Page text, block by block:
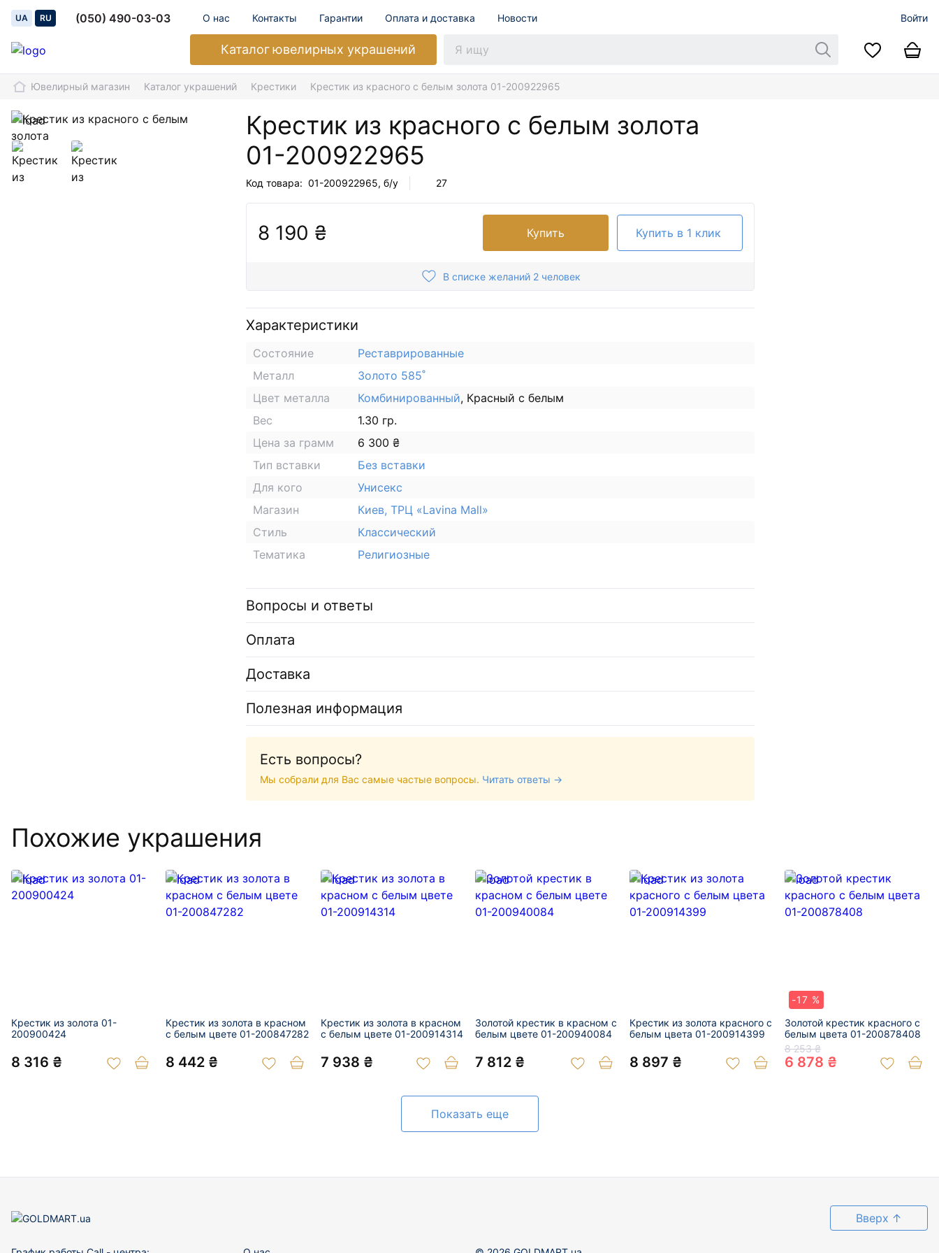
UA RU (050) 490-03-03 О нас Контакты Гарантии Оплата и доставка Новости Войти
Каталогювелирных украшений
Ювелирный магазин Каталог украшений Крестики Крестик из красного с белым золота 01-200922965
Крестик из красного с белым золота
01-200922965
Код товара: 01-200922965, б/у 27
8 190 ₴ Купить Купить в 1 клик
В списке желаний 2 человек
Характеристики
Состояние
Реставрированные
Металл
Золото 585˚
Цвет металла
Комбинированный, Красный с белым
Вес
1.30 гр.
Цена за грамм
6 300 ₴
Тип вставки
Без вставки
Для кого
Унисекс
Магазин
Киев, ТРЦ «Lavina Mall»
Стиль
Классический
Тематика
Религиозные
Вопросы и ответы
Оплата
Доставка
Полезная информация
Есть вопросы?
Мы собрали для Вас самые частые вопросы. Читать ответы →
Похожие украшения
Крестик из золота 01-
200900424
8 316 ₴
Крестик из золота в красном
с белым цвете 01-200847282
8 442 ₴
Крестик из золота в красном
с белым цвете 01-200914314
7 938 ₴
Золотой крестик в красном с
белым цвете 01-200940084
7 812 ₴
Крестик из золота красного с
белым цвета 01-200914399
8 897 ₴
-17 %
Золотой крестик красного с
белым цвета 01-200878408
8 253 ₴
6 878 ₴
Показать еще
Вверх ↑